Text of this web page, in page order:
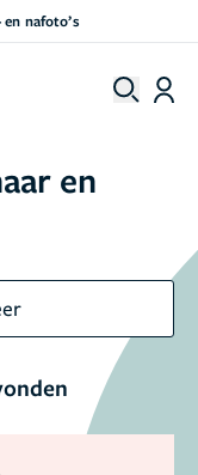
en